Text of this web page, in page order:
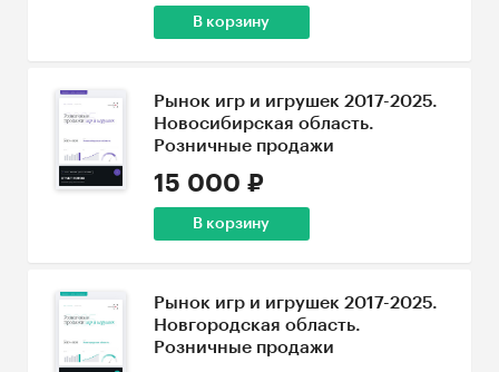
В корзину
Рынок игр и игрушек 2017-2025.
Новосибирская область.
Розничные продажи
15 000 ₽
В корзину
Рынок игр и игрушек 2017-2025.
Новгородская область.
Розничные продажи